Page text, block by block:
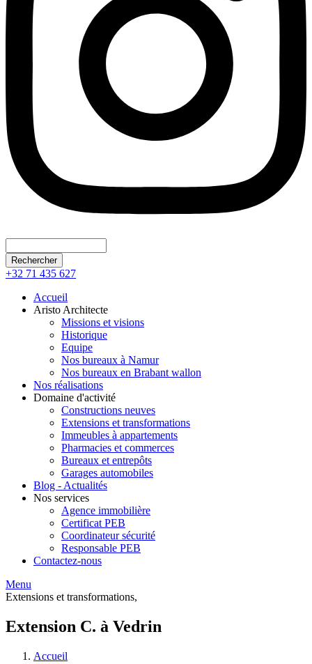
+32 71 435 627
Accueil
Aristo Architecte
Missions et visions
Historique
Equipe
Nos bureaux à Namur
Nos bureaux en Brabant wallon
Nos réalisations
Domaine d'activité
Constructions neuves
Extensions et transformations
Immeubles à appartements
Pharmacies et commerces
Bureaux et entrepôts
Garages automobiles
Blog - Actualités
Nos services
Agence immobilière
Certificat PEB
Coordinateur sécurité
Responsable PEB
Contactez-nous
Menu
Extensions et transformations,
Extension C. à Vedrin
Accueil